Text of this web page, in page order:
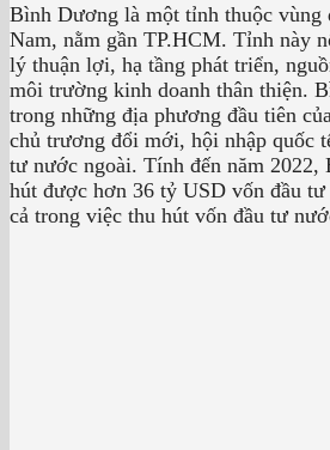
Bình Dương là một tỉnh thuộc vùng
Nam, nằm gần TP.HCM. Tỉnh này
lý thuận lợi, hạ tầng phát triển,
môi trường kinh doanh thân thiện.
trong những địa phương đầu tiên
chủ trương đổi mới, hội nhập quốc
tư nước ngoài. Tính đến năm 2022,
hút được hơn 36 tỷ USD vốn đầu
cả trong việc thu hút vốn đầu tư